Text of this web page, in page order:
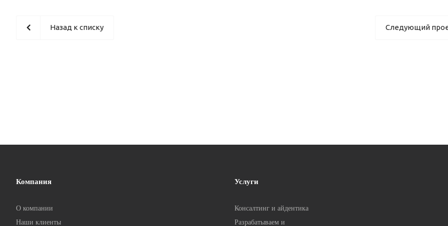
Назад к списку Следующий
Компания
О компании
Наши клиенты
Услуги
Консалтинг и айдентика
Разрабатываем и